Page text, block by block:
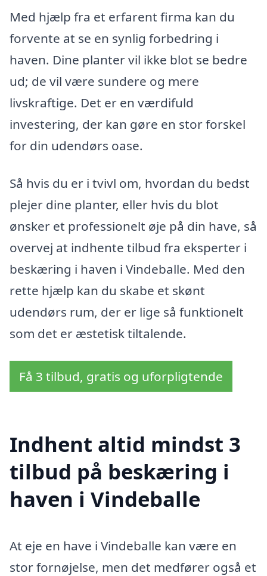
Med hjælp fra et erfarent firma kan du
forvente at se en synlig forbedring i
haven. Dine planter vil ikke blot se bedre
ud; de vil være sundere og mere
livskraftige. Det er en værdifuld
investering, der kan gøre en stor forskel
for din udendørs oase.
Så hvis du er i tvivl om, hvordan du bedst
plejer dine planter, eller hvis du blot
ønsker et professionelt øje på din have, så
overvej at indhente tilbud fra eksperter i
beskæring i haven i Vindeballe. Med den
rette hjælp kan du skabe et skønt
udendørs rum, der er lige så funktionelt
som det er æstetisk tiltalende.
Få 3 tilbud, gratis og uforpligtende
Indhent altid mindst 3
tilbud på beskæring i
haven i Vindeballe
At eje en have i Vindeballe kan være en
stor fornøjelse, men det medfører også et